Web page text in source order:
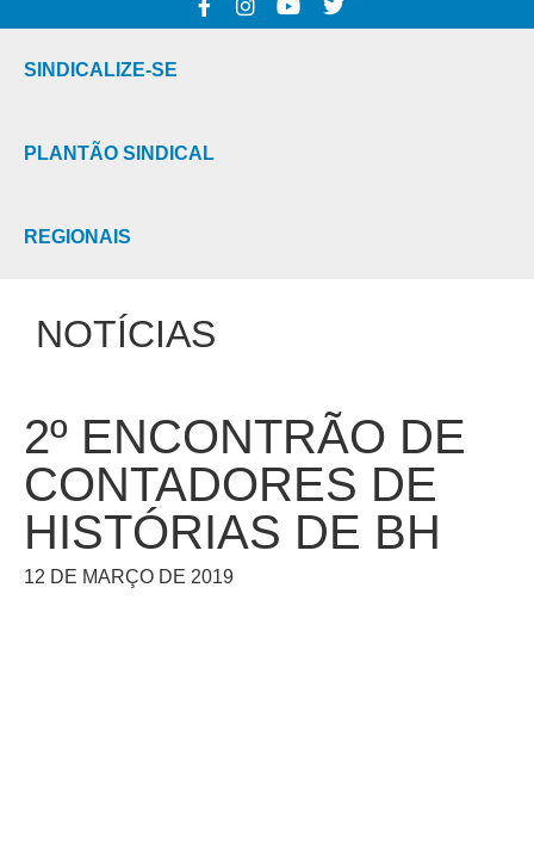
SINDICALIZE-SE
PLANTÃO SINDICAL
REGIONAIS
NOTÍCIAS
2º ENCONTRÃO DE
CONTADORES DE
HISTÓRIAS DE BH
12 DE MARÇO DE 2019